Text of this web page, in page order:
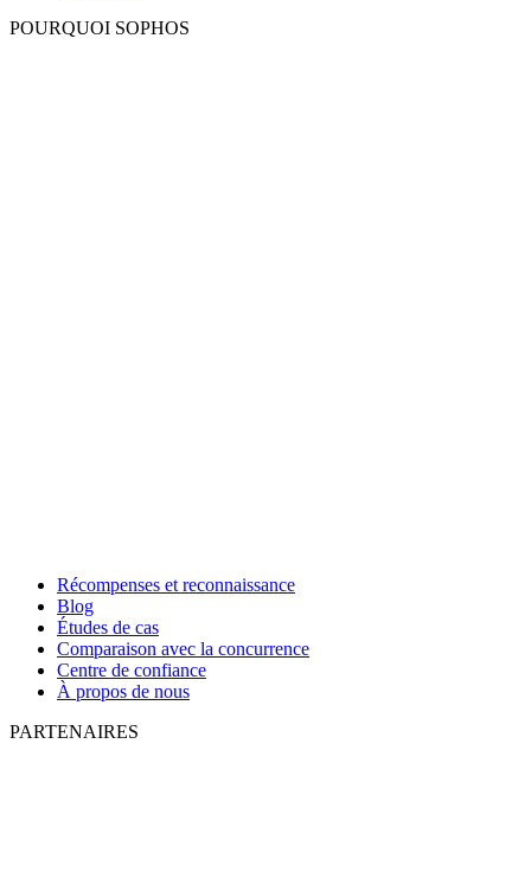
POURQUOI SOPHOS
Récompenses et reconnaissance
Blog
Études de cas
Comparaison avec la concurrence
Centre de confiance
À propos de nous
PARTENAIRES